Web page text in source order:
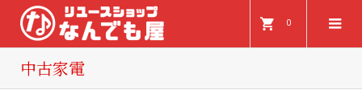
0
中古家電